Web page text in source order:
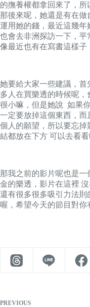
的撫養權都拿回來了，所
那後來呢，她還是有在
運用她的錢，最近這幾
也會去非洲探訪一下，
像最近也有在寫書這樣子
她要給大家一些建議，
多人在買樂透的時候呢
很小嘛，但是她說 如果
一定要放掉這個東西，
個人的願望，所以要忘
結都放在下方 可以去看看
那我之前的影片呢也是
金的樂透，影片在這裡
還有很多很多吸引力法
喔，希望今天的節目對你
PREVIOUS